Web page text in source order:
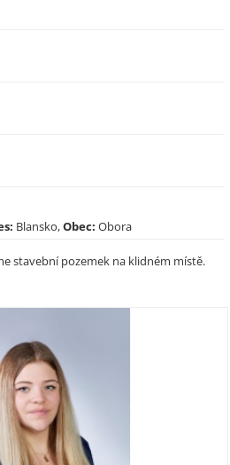
Blansko,Obec:Obora
stavební pozemek na klidném místě.